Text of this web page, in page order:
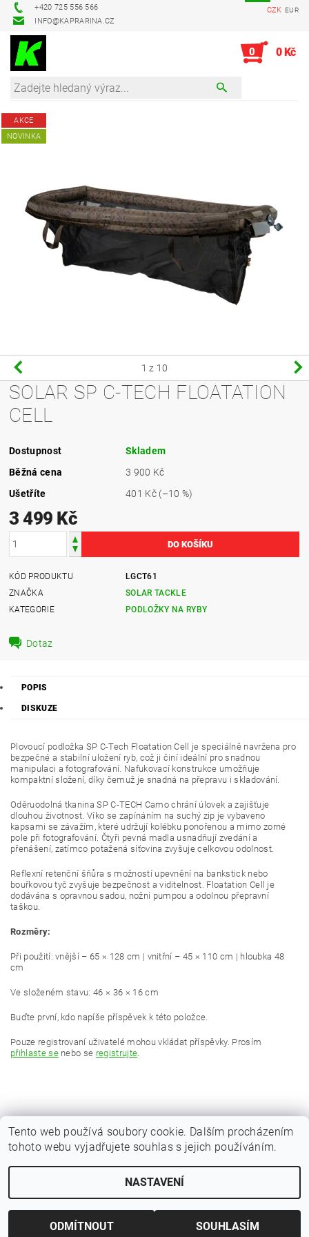
+420 725 556 566
INFO@KAPRARINA.CZ
CZK EUR
0 0 Kč
AKCE
NOVINKA
1 z 10
SOLAR SP C-TECH FLOATATION
CELL
Dostupnost
Skladem
Běžná cena
3 900 Kč
Ušetříte
401 Kč (–10 %)
3 499 Kč
KÓD PRODUKTU
LGCT61
ZNAČKA
SOLAR TACKLE
KATEGORIE
PODLOŽKY NA RYBY
Dotaz
POPIS
DISKUZE
Plovoucí podložka SP C-Tech Floatation Cell je speciálně navržena pro
bezpečné a stabilní uložení ryb, což ji činí ideální pro snadnou
manipulaci a fotografování. Nafukovací konstrukce umožňuje
kompaktní složení, díky čemuž je snadná na přepravu i skladování.
Oděruodolná tkanina SP C-TECH Camo chrání úlovek a zajišťuje
dlouhou životnost. Víko se zapínáním na suchý zip je vybaveno
kapsami se závažím, které udržují kolébku ponořenou a mimo zorné
pole při fotografování. Čtyři pevná madla usnadňují zvedání a
přenášení, zatímco potažená síťovina zvyšuje celkovou odolnost.
Reflexní retenční šňůra s možností upevnění na bankstick nebo
bouřkovou tyč zvyšuje bezpečnost a viditelnost. Floatation Cell je
dodávána s opravnou sadou, nožní pumpou a odolnou přepravní
taškou.
Rozměry:
Při použití: vnější – 65 × 128 cm | vnitřní – 45 × 110 cm | hloubka 48
cm
Ve složeném stavu: 46 × 36 × 16 cm
Buďte první, kdo napíše příspěvek k této položce.
Pouze registrovaní uživatelé mohou vkládat příspěvky. Prosím
přihlaste senebo se registrujte.
Zboží.cz Heureka.cz
2026 © Kaprařina.cz, všechna práva vyhrazenaUpravit nastavení cookies
Tento web používá soubory cookie. Dalším procházením
tohoto webu vyjadřujete souhlas s jejich používáním.
NASTAVENÍ
ODMÍTNOUT SOUHLASÍM